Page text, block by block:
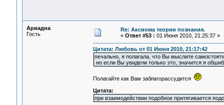
Ариадна
Гость
Re: Аксиома теории познания.
« Ответ #53 : 01 Июня 2010, 21:25:37 »
Цитата: Любовь от 01 Июня 2010, 21:17:42
печально, я полагала, что Вы мыслите
но если Вы увидели только это, значится я
Полагайте как Вам заблагорассудится
Цитата:
при взаимодействии подобное притягивается